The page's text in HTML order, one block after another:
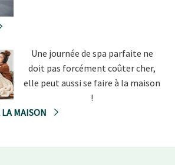
Une journée de spa parfaite ne
doit pas forcément coûter cher,
elle peut aussi se faire à la maison
!
MAISON